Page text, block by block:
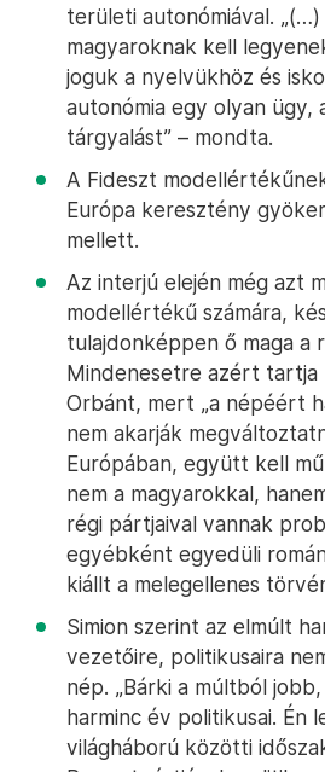
területi autonómiával. „(…)
magyaroknak kell
joguk a nyelvükhöz és
autonómia egy olyan ügy,
tárgyalást” – mondta.
A Fideszt
Európa keresztény
mellett.
Az interjú elején még azt
modellértékű számára,
tulajdonképpen ő maga a
Mindenesetre azért
Orbánt, mert „a népéért
nem akarják
Európában, együtt kell
nem a magyarokkal,
régi pártjaival vannak
egyébként egyedüli
kiállt a melegellenes
Simion szerint az elmúlt
vezetőire, politikusaira
nép. „Bárki a múltból
harminc év politikusai. Én
világháború közötti